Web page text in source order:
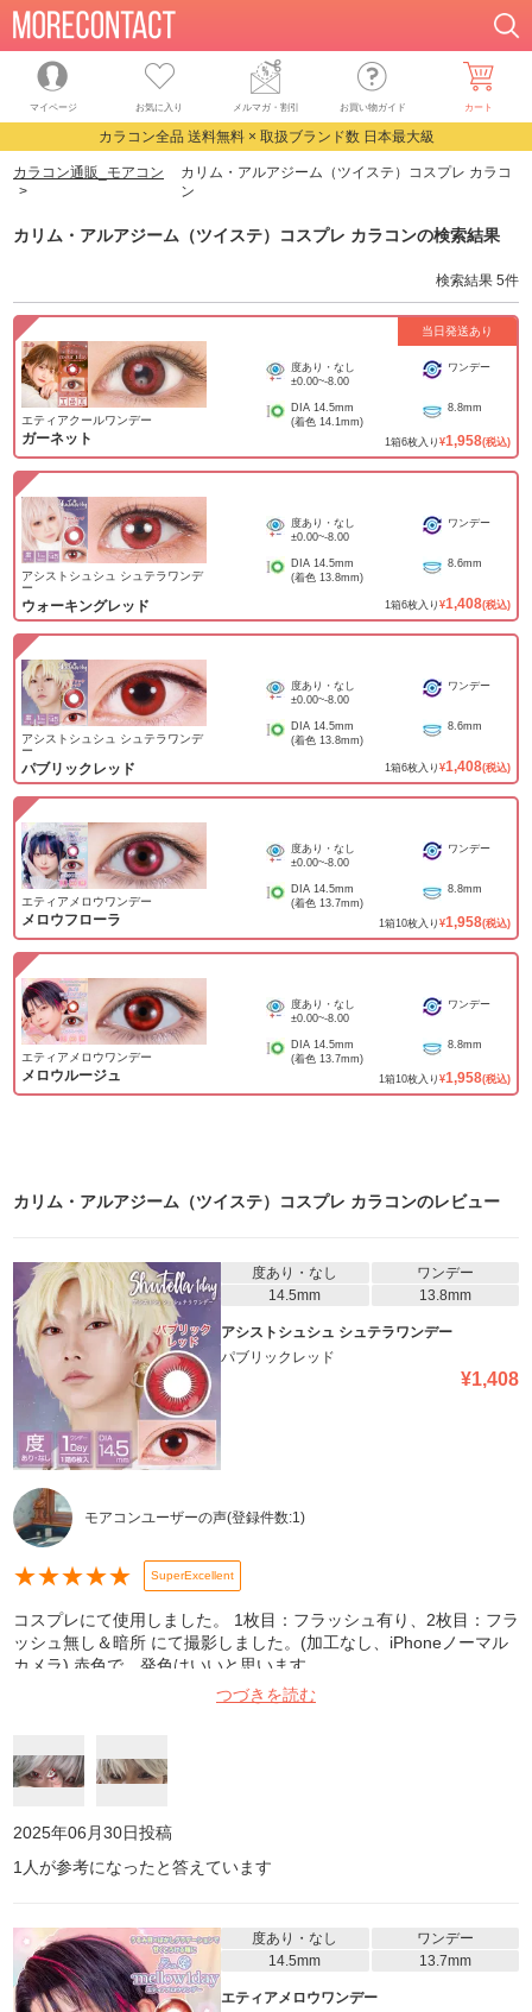
マイページ お気に入り メルマガ・割引 お買い物ガイド カート
カラコン全品 送料無料 × 取扱ブランド数 日本最大級
カラコン通販_モアコン
カリム・アルアジーム（ツイステ）コスプレ カラコ
ン
カリム・アルアジーム（ツイステ）コスプレ カラコンの検索結果
検索結果 5件
当日発送あり
エティアクールワンデー
ガーネット
度あり・なし
±0.00~-8.00
ワンデー
DIA 14.5mm
(着色 14.1mm)
8.8mm
1箱6枚入り ¥1,958(税込)
アシストシュシュ シュテラワンデ
ー
ウォーキングレッド
度あり・なし
±0.00~-8.00
ワンデー
DIA 14.5mm
(着色 13.8mm)
8.6mm
1箱6枚入り ¥1,408(税込)
アシストシュシュ シュテラワンデ
ー
パブリックレッド
度あり・なし
±0.00~-8.00
ワンデー
DIA 14.5mm
(着色 13.8mm)
8.6mm
1箱6枚入り ¥1,408(税込)
エティアメロウワンデー
メロウフローラ
度あり・なし
±0.00~-8.00
ワンデー
DIA 14.5mm
(着色 13.7mm)
8.8mm
1箱10枚入り ¥1,958(税込)
エティアメロウワンデー
メロウルージュ
度あり・なし
±0.00~-8.00
ワンデー
DIA 14.5mm
(着色 13.7mm)
8.8mm
1箱10枚入り ¥1,958(税込)
カリム・アルアジーム（ツイステ）コスプレ カラコンのレビュー
度あり・なし
ワンデー
14.5mm
13.8mm
アシストシュシュ シュテラワンデー
パブリックレッド
¥1,408
モアコンユーザーの声(登録件数:1)
★★★★★ SuperExcellent
コスプレにて使用しました。 1枚目：フラッシュ有り、2枚目：フラ
ッシュ無し＆暗所 にて撮影しました。(加工なし、iPhoneノーマル
カメラ) 赤色で、発色はいいと思います
つづきを読む
2025年06月30日投稿
1 人が参考になったと答えています
度あり・なし
ワンデー
14.5mm
13.7mm
エティアメロウワンデー